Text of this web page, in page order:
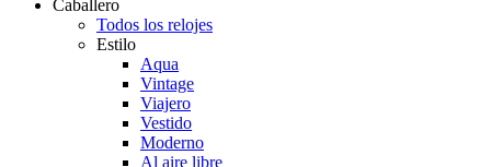
Caballero
Todos los relojes
Estilo
Aqua
Vintage
Viajero
Vestido
Moderno
Al aire libre